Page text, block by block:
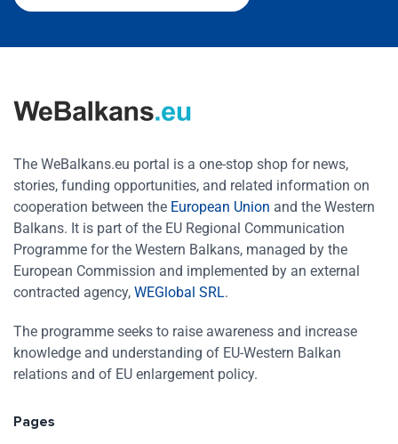
The WeBalkans.eu portal is a one-stop shop for news,
stories, funding opportunities, and related information on
cooperation between the European Union and the Western
Balkans. It is part of the EU Regional Communication
Programme for the Western Balkans, managed by the
European Commission and implemented by an external
contracted agency, WEGlobal SRL.
The programme seeks to raise awareness and increase
knowledge and understanding of EU-Western Balkan
relations and of EU enlargement policy.
Pages